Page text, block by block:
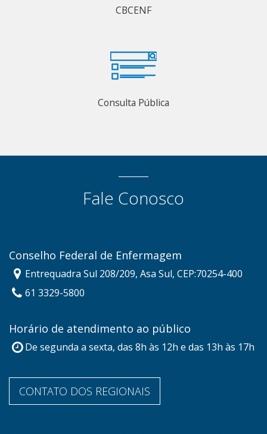
CBCENF
Consulta Pública
Fale Conosco
Conselho Federal de Enfermagem
Entrequadra Sul 208/209, Asa Sul, CEP:70254-400
61 3329-5800
Horário de atendimento ao público
De segunda a sexta, das 8h às 12h e das 13h às 17h
CONTATO DOS REGIONAIS